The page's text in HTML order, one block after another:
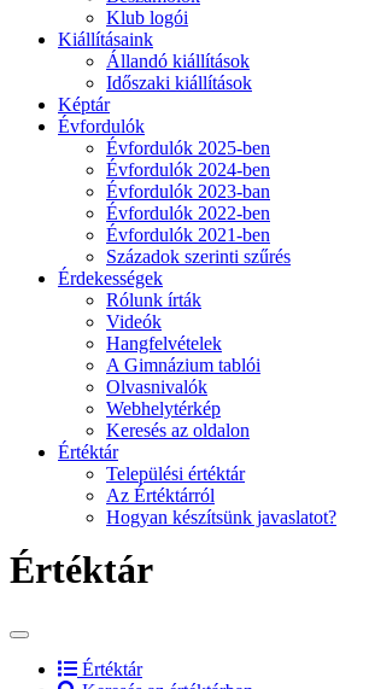
Klub logói
Kiállításaink
Állandó kiállítások
Időszaki kiállítások
Képtár
Évfordulók
Évfordulók 2025-ben
Évfordulók 2024-ben
Évfordulók 2023-ban
Évfordulók 2022-ben
Évfordulók 2021-ben
Századok szerinti szűrés
Érdekességek
Rólunk írták
Videók
Hangfelvételek
A Gimnázium tablói
Olvasnivalók
Webhelytérkép
Keresés az oldalon
Értéktár
Települési értéktár
Az Értéktárról
Hogyan készítsünk javaslatot?
Értéktár
Értéktár